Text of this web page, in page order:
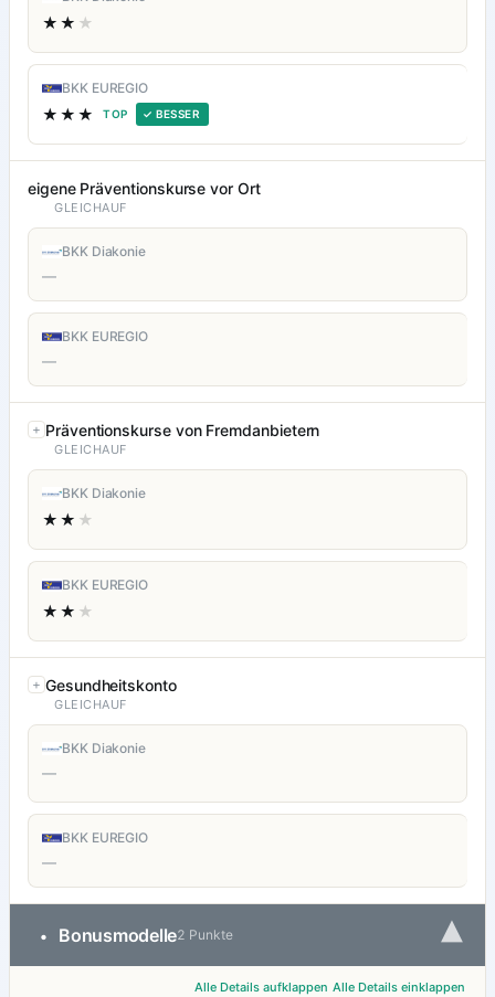
★★ ★
BKK EUREGIO
★★★ TOP ✓ BESSER
eigene Präventionskurse vor Ort
GLEICHAUF
BKK Diakonie
—
BKK EUREGIO
—
Präventionskurse von Fremdanbietern
GLEICHAUF
BKK Diakonie
★★ ★
BKK EUREGIO
★★ ★
Gesundheitskonto
GLEICHAUF
BKK Diakonie
—
BKK EUREGIO
—
• Bonusmodelle2 Punkte ▾
Alle Details aufklappen Alle Details einklappen